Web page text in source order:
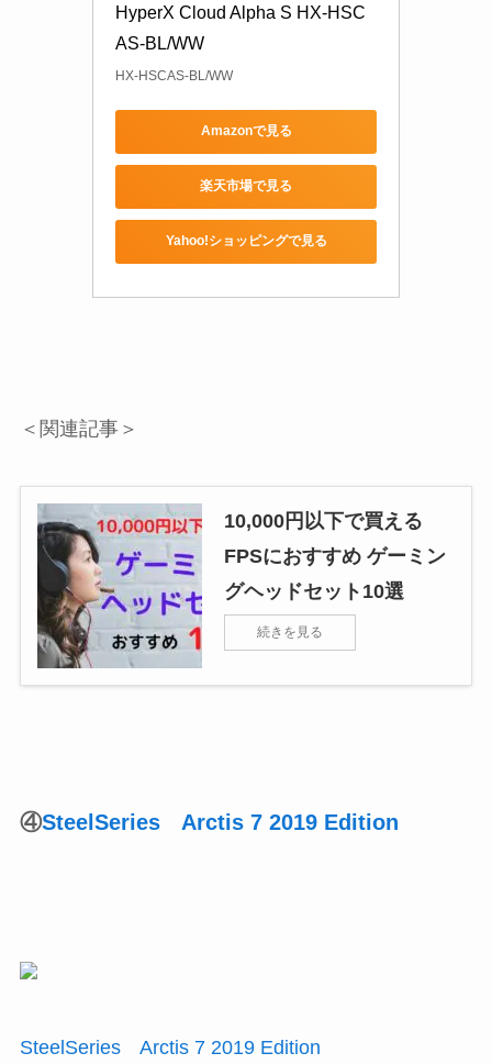
HyperX Cloud Alpha S HX-HSC
AS-BL/WW
HX-HSCAS-BL/WW
Amazonで見る
楽天市場で見る
Yahoo!ショッピングで見る
＜関連記事＞
10,000円以下で買える
FPSにおすすめ ゲーミン
グヘッドセット10選
続きを見る
④SteelSeries Arctis 7 2019 Edition
SteelSeries Arctis 7 2019 Edition